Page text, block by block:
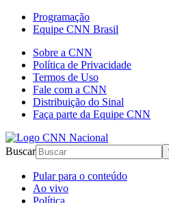
Programação
Equipe CNN Brasil
Sobre a CNN
Política de Privacidade
Termos de Uso
Fale com a CNN
Distribuição do Sinal
Faça parte da Equipe CNN
Buscar
Pular para o conteúdo
Ao vivo
Política